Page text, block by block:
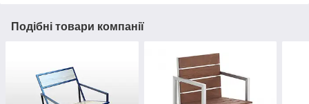
Подібні товари компанії